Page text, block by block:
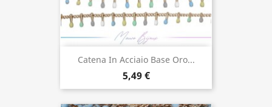
Catena In Acciaio Base Oro...
5,49 €